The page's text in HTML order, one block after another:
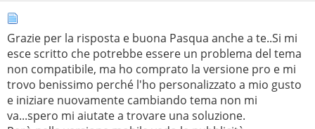
Grazie per la risposta e buona Pasqua anche a te..Si mi
esce scritto che potrebbe essere un problema del tema
non compatibile, ma ho comprato la versione pro e mi
trovo benissimo perché l'ho personalizzato a mio gusto
e iniziare nuovamente cambiando tema non mi
va...spero mi aiutate a trovare una soluzione.